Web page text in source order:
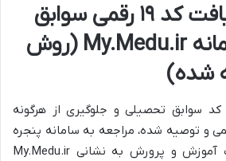
گام به گام دریافت کد ۱۹ رقمی سوابق
تحصیلی از سامانه My.Medu.ir (روش
شده)
سوابق تحصیلی و جلوگیری از هرگونه
و توصیه شده، مراجعه به سامانه پنجره
واحد خدمات الکترونیک آموزش و پرورش به نشانی My.Medu.ir